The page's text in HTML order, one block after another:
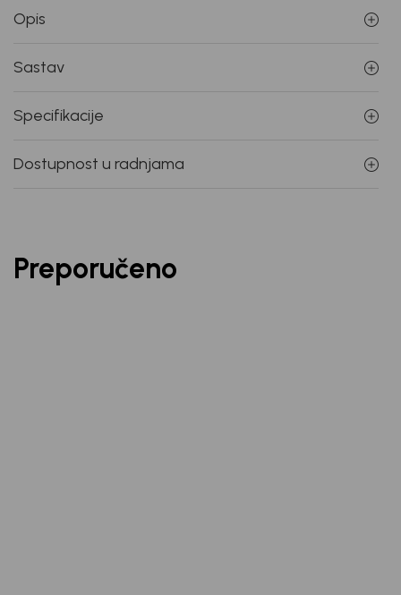
Opis
Sastav
Specifikacije
Dostupnost u radnjama
Preporučeno